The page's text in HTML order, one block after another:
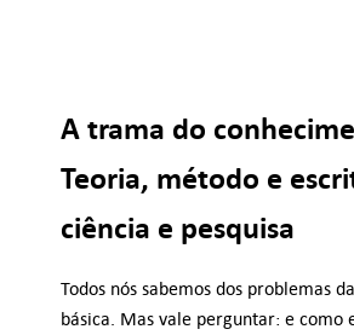
A trama do
Teoria, método e
ciência e pesquisa
Todos nós sabemos dos problemas
básica. Mas vale perguntar: e como